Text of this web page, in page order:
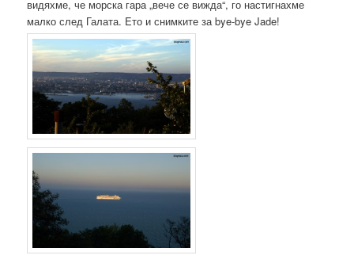
видяхме, че морска гара „вече се вижда“, го настигнахме
малко след Галата. Eто и снимките за bye-bye Jade!